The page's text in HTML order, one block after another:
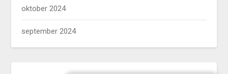
oktober 2024
september 2024